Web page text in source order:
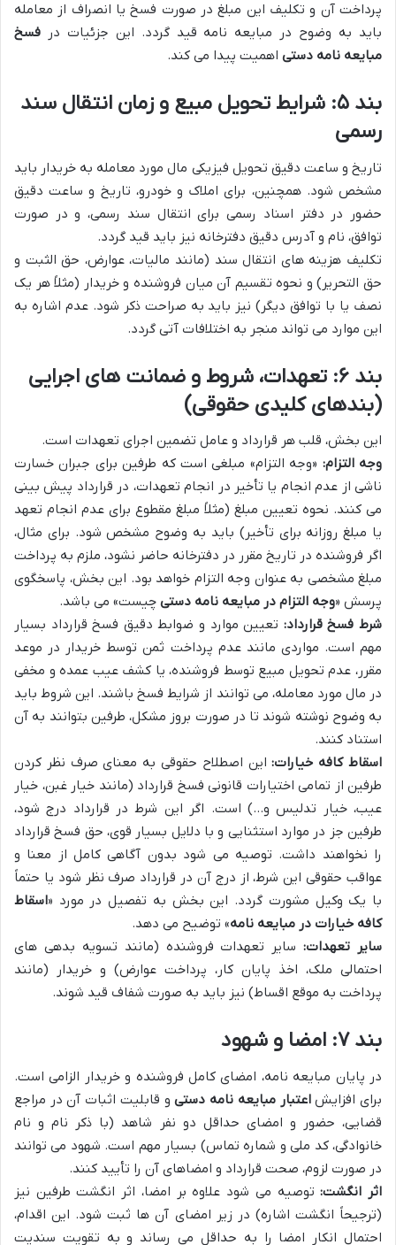
پرداخت آن و تکلیف این مبلغ در صورت فسخ یا انصراف از معامله
باید به وضوح در مبایعه نامه قید گردد. این جزئیات در فسخ
مبایعه نامه دستی اهمیت پیدا می کند.
بند ۵: شرایط تحویل مبیع و زمان انتقال سند
رسمی
تاریخ و ساعت دقیق تحویل فیزیکی مال مورد معامله به خریدار باید
مشخص شود. همچنین، برای املاک و خودرو، تاریخ و ساعت دقیق
حضور در دفتر اسناد رسمی برای انتقال سند رسمی، و در صورت
توافق، نام و آدرس دقیق دفترخانه نیز باید قید گردد.
تکلیف هزینه های انتقال سند (مانند مالیات، عوارض، حق الثبت و
حق التحریر) و نحوه تقسیم آن میان فروشنده و خریدار (مثلاً هر یک
نصف یا با توافق دیگر) نیز باید به صراحت ذکر شود. عدم اشاره به
این موارد می تواند منجر به اختلافات آتی گردد.
بند ۶: تعهدات، شروط و ضمانت های اجرایی
(بندهای کلیدی حقوقی)
این بخش، قلب هر قرارداد و عامل تضمین اجرای تعهدات است.
وجه التزام: «وجه التزام» مبلغی است که طرفین برای جبران خسارت
ناشی از عدم انجام یا تأخیر در انجام تعهدات، در قرارداد پیش بینی
می کنند. نحوه تعیین مبلغ (مثلاً مبلغ مقطوع برای عدم انجام تعهد
یا مبلغ روزانه برای تأخیر) باید به وضوح مشخص شود. برای مثال،
اگر فروشنده در تاریخ مقرر در دفترخانه حاضر نشود، ملزم به پرداخت
مبلغ مشخصی به عنوان وجه التزام خواهد بود. این بخش، پاسخگوی
پرسش «وجه التزام در مبایعه نامه دستی چیست» می باشد.
شرط فسخ قرارداد: تعیین موارد و ضوابط دقیق فسخ قرارداد بسیار
مهم است. مواردی مانند عدم پرداخت ثمن توسط خریدار در موعد
مقرر، عدم تحویل مبیع توسط فروشنده، یا کشف عیب عمده و مخفی
در مال مورد معامله، می توانند از شرایط فسخ باشند. این شروط باید
به وضوح نوشته شوند تا در صورت بروز مشکل، طرفین بتوانند به آن
استناد کنند.
اسقاط کافه خیارات:این اصطلاح حقوقی به معنای صرف نظر کردن
طرفین از تمامی اختیارات قانونی فسخ قرارداد (مانند خیار غبن، خیار
عیب، خیار تدلیس و…) است. اگر این شرط در قرارداد درج شود،
طرفین جز در موارد استثنایی و با دلایل بسیار قوی، حق فسخ قرارداد
را نخواهند داشت. توصیه می شود بدون آگاهی کامل از معنا و
عواقب حقوقی این شرط، از درج آن در قرارداد صرف نظر شود یا حتماً
با یک وکیل مشورت گردد. این بخش به تفصیل در مورد «اسقاط
کافه خیارات در مبایعه نامه» توضیح می دهد.
سایر تعهدات:سایر تعهدات فروشنده (مانند تسویه بدهی های
احتمالی ملک، اخذ پایان کار، پرداخت عوارض) و خریدار (مانند
پرداخت به موقع اقساط) نیز باید به صورت شفاف قید شوند.
بند ۷: امضا و شهود
در پایان مبایعه نامه، امضای کامل فروشنده و خریدار الزامی است.
برای افزایشاعتبار مبایعه نامه دستیو قابلیت اثبات آن در مراجع
قضایی، حضور و امضای حداقل دو نفر شاهد (با ذکر نام و نام
خانوادگی، کد ملی و شماره تماس) بسیار مهم است. شهود می توانند
در صورت لزوم، صحت قرارداد و امضاهای آن را تأیید کنند.
اثر انگشت:توصیه می شود علاوه بر امضا، اثر انگشت طرفین نیز
(ترجیحاً انگشت اشاره) در زیر امضای آن ها ثبت شود. این اقدام،
احتمال انکار امضا را به حداقل می رساند و به تقویت سندیت